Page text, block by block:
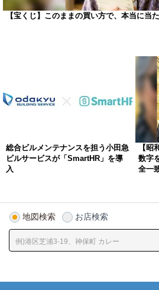
【宝くじ】このままの買い方で、本当に当
総合ビルメンテナンスを担う小田急
ビルサービスが「SmartHR」を導
入
【
数字
全一
地図検索 お店検索